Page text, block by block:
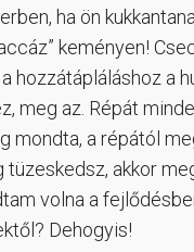
ha ön
keményen!
hozzátápláláshoz a
meg az. Répát
mondta, a répától
tüzeskedsz, akkor
volna a
Dehogyis!